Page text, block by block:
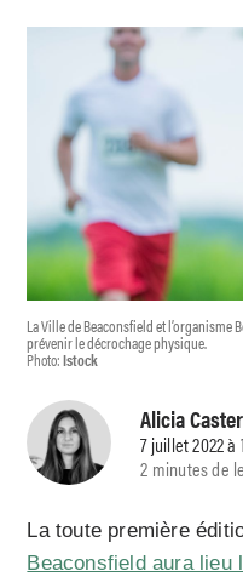
La Ville de Beaconsfield et
prévenir le décrochage physique.
Photo:Istock
Alicia
7 juillet 2022 à
2 minutes de
La toute première
Beaconsfield aura lieu